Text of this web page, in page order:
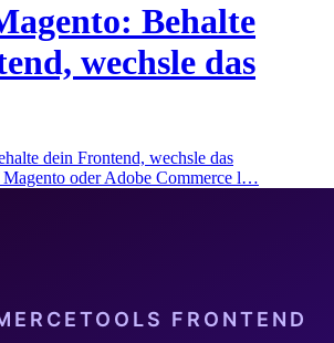
Behalte
wechsle das
dein Frontend, wechsle das
oder Adobe Commerce l…